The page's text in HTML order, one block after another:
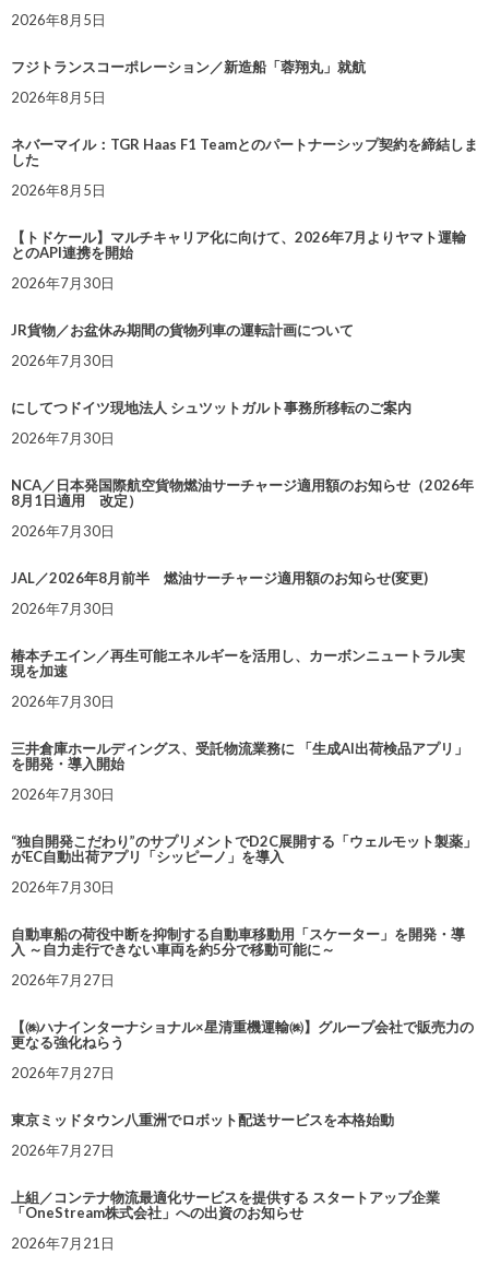
2026年8月5日
フジトランスコーポレーション／新造船「蓉翔丸」就航
2026年8月5日
ネバーマイル：TGR Haas F1 Teamとのパートナーシップ契約を締結しま
した
2026年8月5日
【トドケール】マルチキャリア化に向けて、2026年7月よりヤマト運輸
とのAPI連携を開始
2026年7月30日
JR貨物／お盆休み期間の貨物列車の運転計画について
2026年7月30日
にしてつドイツ現地法人 シュツットガルト事務所移転のご案内
2026年7月30日
NCA／日本発国際航空貨物燃油サーチャージ適用額のお知らせ（2026年
8月1日適用 改定）
2026年7月30日
JAL／2026年8月前半 燃油サーチャージ適用額のお知らせ(変更)
2026年7月30日
椿本チエイン／再生可能エネルギーを活用し、カーボンニュートラル実
現を加速
2026年7月30日
三井倉庫ホールディングス、受託物流業務に 「生成AI出荷検品アプリ」
を開発・導入開始
2026年7月30日
“独自開発こだわり”のサプリメントでD2C展開する「ウェルモット製薬」
がEC自動出荷アプリ「シッピーノ」を導入
2026年7月30日
自動車船の荷役中断を抑制する自動車移動用「スケーター」を開発・導
入 ～自力走行できない車両を約5分で移動可能に～
2026年7月27日
【㈱ハナインターナショナル×星清重機運輸㈱】グループ会社で販売力の
更なる強化ねらう
2026年7月27日
東京ミッドタウン八重洲でロボット配送サービスを本格始動
2026年7月27日
上組／コンテナ物流最適化サービスを提供する スタートアップ企業
「OneStream株式会社」への出資のお知らせ
2026年7月21日